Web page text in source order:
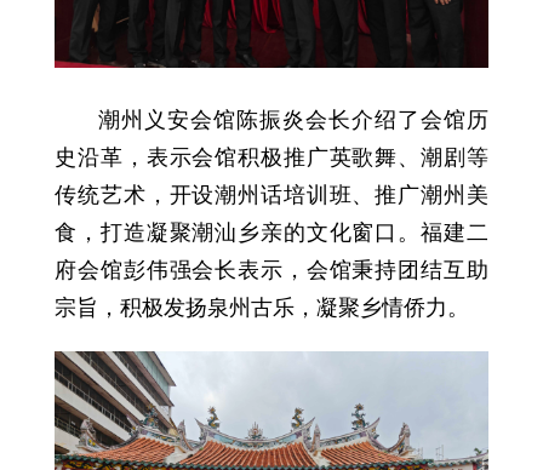
潮州义安会馆陈振炎会长介绍了会馆历
史沿革，表示会馆积极推广英歌舞、潮剧等
传统艺术，开设潮州话培训班、推广潮州美
食，打造凝聚潮汕乡亲的文化窗口。福建二
府会馆彭伟强会长表示，会馆秉持团结互助
宗旨，积极发扬泉州古乐，凝聚乡情侨力。